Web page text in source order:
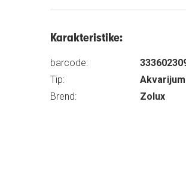
Karakteristike:
barcode:
Tip:
Brend:
Zolux